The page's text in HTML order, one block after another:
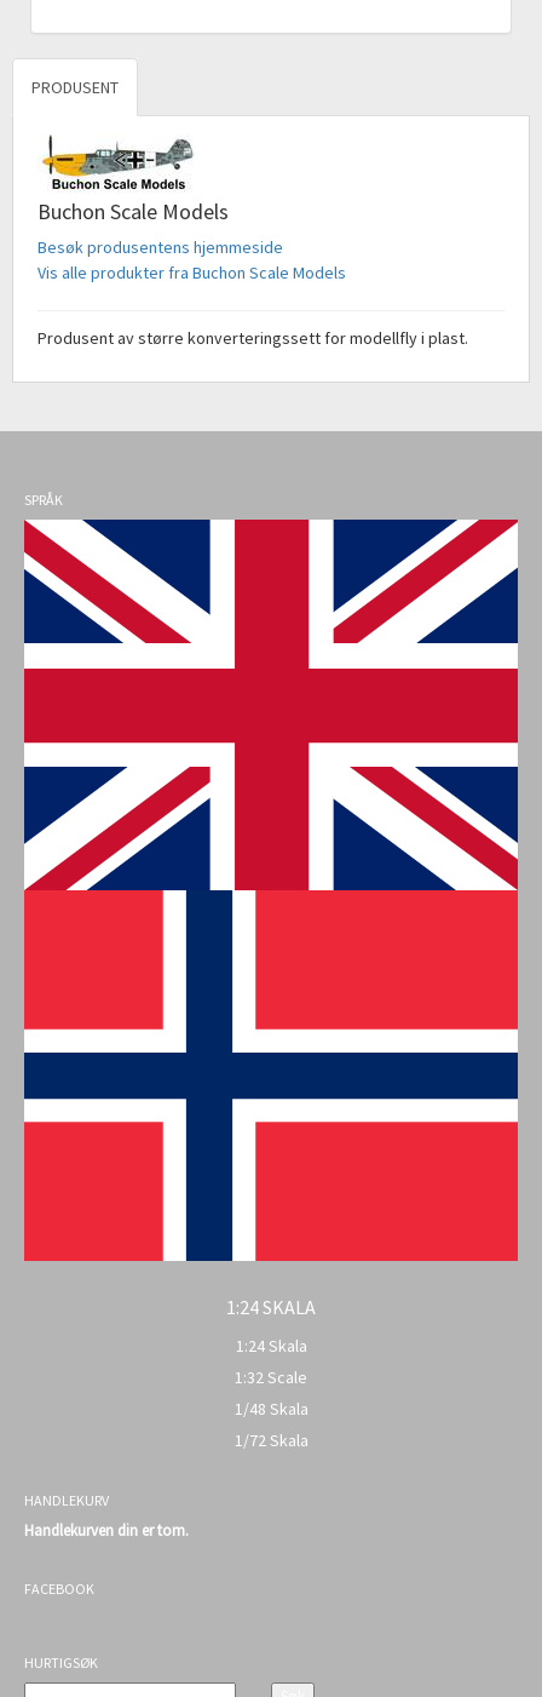
PRODUSENT
Buchon Scale Models
Besøk produsentens hjemmeside
Vis alle produkter fra Buchon Scale Models
Produsent av større konverteringssett for modellfly i plast.
SPRÅK
1:24 SKALA
1:24 Skala
1:32 Scale
1/48 Skala
1/72 Skala
HANDLEKURV
Handlekurven din er tom.
FACEBOOK
HURTIGSØK